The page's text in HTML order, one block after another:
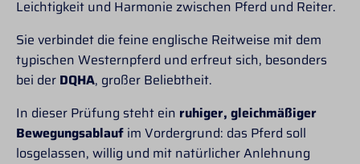
oder Vorderzeug
ausgestattet. Für einen
optimalen Sitz haben
die
Lammfellklassikgurte
der PT-Lammfell Line
Nylongurtmaterial für
die Gurtstrippen des
Englischsattels. Für
welchen Pferdetyp ist
ideal für die tägliche
Turniereinsatz. Die
beiden Zügelhälften
sind mit einer robusten
Edelstahlschnalle in der
ein einfaches
Anbringen und
Entfernen ermöglicht.
Leichtigkeit und Harmonie zwischen Pferd und Reiter.
Sie verbindet die feine englische Reitweise mit dem
typischen Westernpferd und erfreut sich, besonders
bei der DQHA, großer Beliebtheit.
In dieser Prüfung steht ein ruhiger, gleichmäßiger
Bewegungsablauf im Vordergrund: das Pferd soll
losgelassen, willig und mit natürlicher Anlehnung